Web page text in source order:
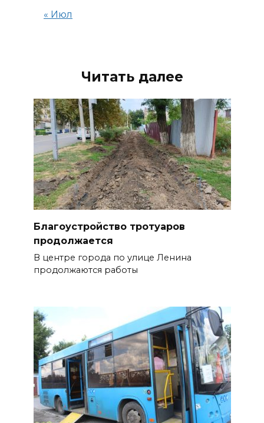
« Июл
Читать далее
Благоустройство тротуаров
продолжается
В центре города по улице Ленина
продолжаются работы